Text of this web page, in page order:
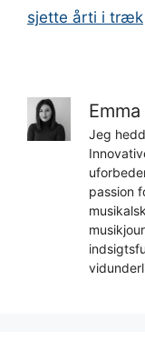
sjette årti i træk
Jeg
passion